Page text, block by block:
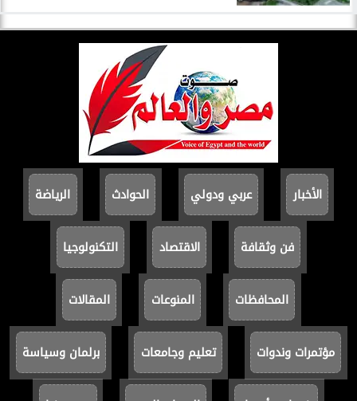
الأخبار عربي ودولي الحوادث الرياضة
فن وثقافة الاقتصاد التكنولوجيا
المحافظات المنوعات المقالات
مؤتمرات وندوات تعليم وجامعات برلمان وسياسة